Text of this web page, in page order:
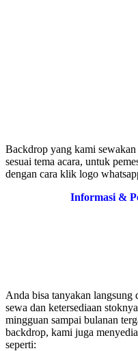
Backdrop yang kami
sesuai tema acara, untuk
dengan cara klik logo
Informasi &
Anda bisa tanyakan langsung
sewa dan ketersediaan
mingguan sampai bulanan
backdrop, kami juga
seperti: